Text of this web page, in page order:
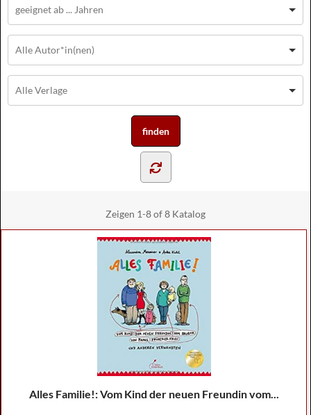
Zeigen 1-8 of 8 Katalog
Alles Familie!: Vom Kind der neuen Freundin vom...